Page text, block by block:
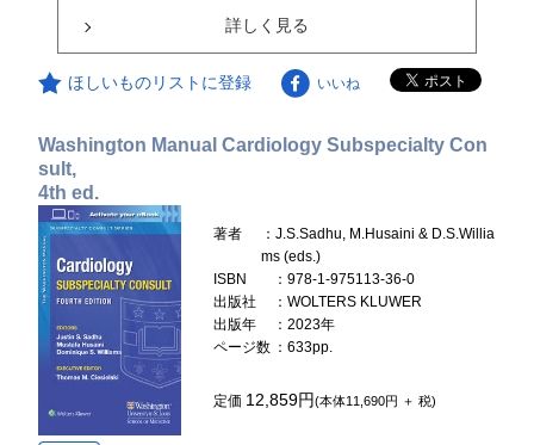
詳しく見る
ほしいものリストに登録 いいね
Washington Manual Cardiology Subspecialty Con
sult,
4th ed.
著者
：J.S.Sadhu, M.Husaini & D.S.Willia
ms (eds.)
ISBN
：978-1-975113-36-0
出版社
：WOLTERS KLUWER
出版年
：2023年
ページ数 ：633pp.
定価 12,859円(本体11,690円 ＋ 税)